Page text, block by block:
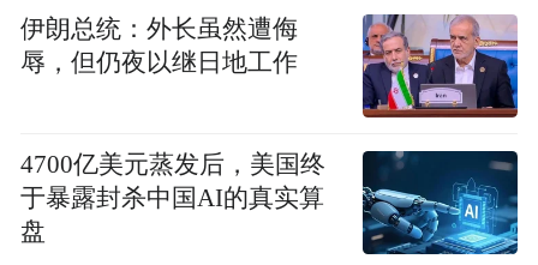
伊朗总统：外长虽然遭侮
辱，但仍夜以继日地工作
4700亿美元蒸发后，美国终
于暴露封杀中国AI的真实算
盘